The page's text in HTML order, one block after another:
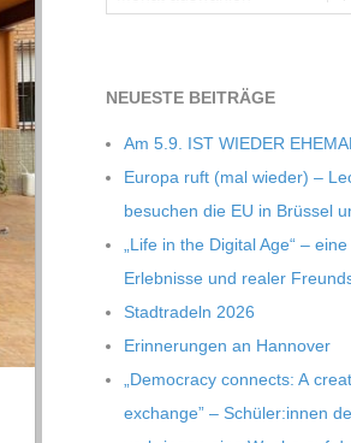
NEU­ESTE BEITRÄGE
Am 5.9. IST WIEDER
Europa ruft (mal wie­der) –
besu­chen die EU in Brüs­sel
„Life in the Digi­tal Age“ –
Erleb­nisse und rea­ler
Stadt­ra­deln 2026
Erin­ne­run­gen an Hannover
„Demo­cracy con­nects: A
exch­ange” – Schüler:innen